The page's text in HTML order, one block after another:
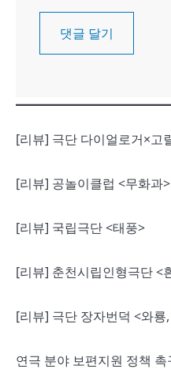
[리뷰] 극단 다이얼로거×고
[리뷰] 공놀이클럽 <무화과>
[리뷰] 국립극단 <태풍>
[리뷰] 춘천시립인형극단 <
[리뷰] 극단 장자번덕 <와룡
연극 분야 보편지원 정책 촉